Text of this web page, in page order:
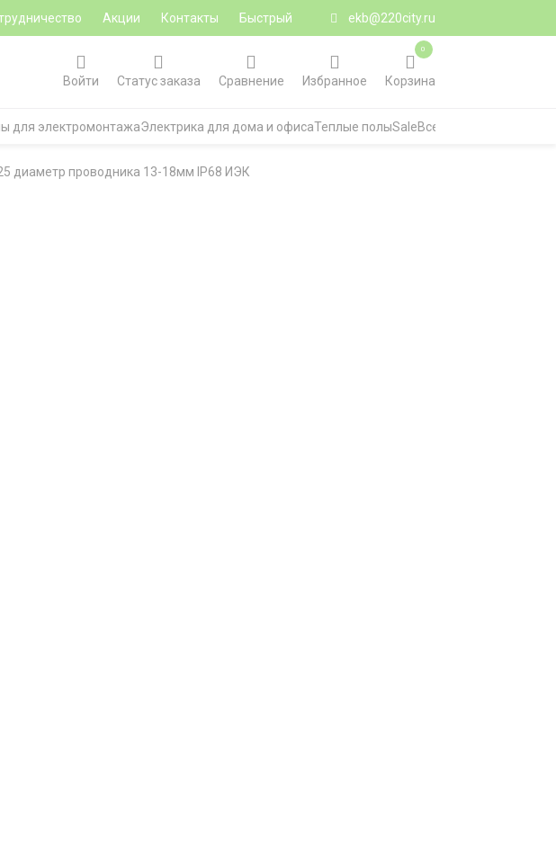
Акции Контакты
Быстрый
ekb@220city.ru
Войти
Статус заказа Сравнение Избранное Корзина
0
для электромонтажаЭлектрика для дома и офисаТеплые полыSaleВсе категории
диаметр проводника 13-18мм IP68 ИЭК